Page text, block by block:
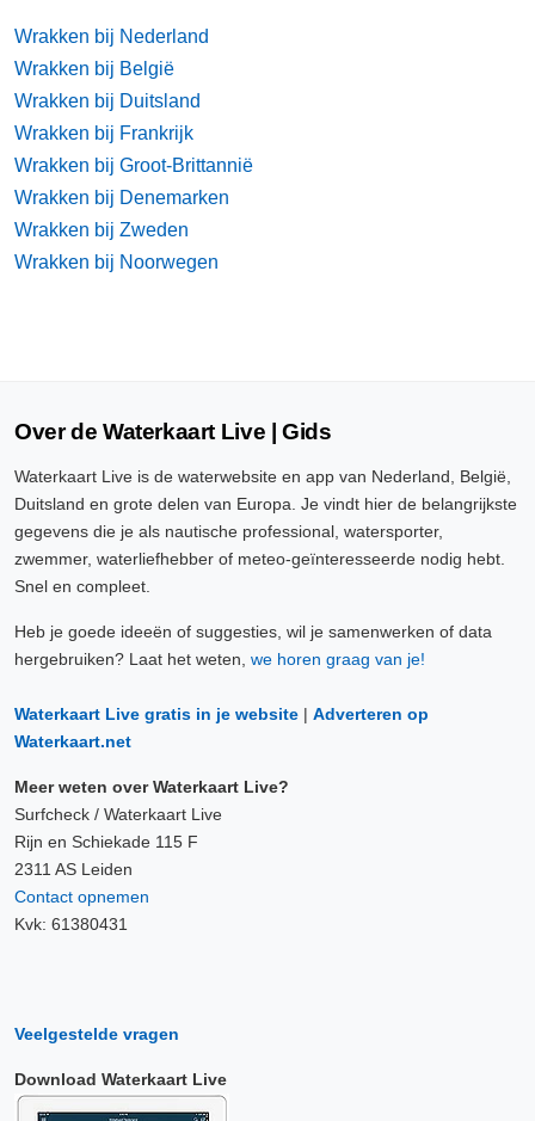
Wrakken bij Nederland
Wrakken bij België
Wrakken bij Duitsland
Wrakken bij Frankrijk
Wrakken bij Groot-Brittannië
Wrakken bij Denemarken
Wrakken bij Zweden
Wrakken bij Noorwegen
Over de Waterkaart Live | Gids
Waterkaart Live is de waterwebsite en app van Nederland, België,
Duitsland en grote delen van Europa. Je vindt hier de belangrijkste
gegevens die je als nautische professional, watersporter,
zwemmer, waterliefhebber of meteo-geïnteresseerde nodig hebt.
Snel en compleet.
Heb je goede ideeën of suggesties, wil je samenwerken of data
hergebruiken? Laat het weten, we horen graag van je!
Waterkaart Live gratis in je website | Adverteren op
Waterkaart.net
Meer weten over Waterkaart Live?
Surfcheck / Waterkaart Live
Rijn en Schiekade 115 F
2311 AS Leiden
Contact opnemen
Kvk: 61380431
Veelgestelde vragen
Download Waterkaart Live